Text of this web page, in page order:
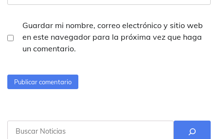
Guardar mi nombre, correo electrónico y sitio web
en este navegador para la próxima vez que haga
un comentario.